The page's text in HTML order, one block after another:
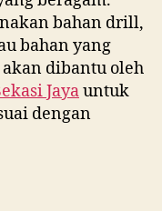
bahan drill,
bahan yang
dibantu oleh
Jayauntuk
dengan